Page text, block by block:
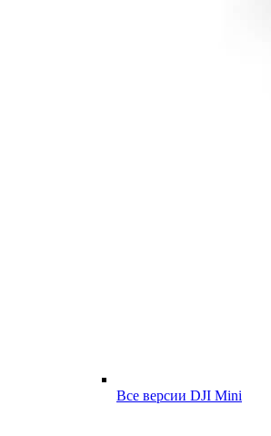
Все версии DJI Mini